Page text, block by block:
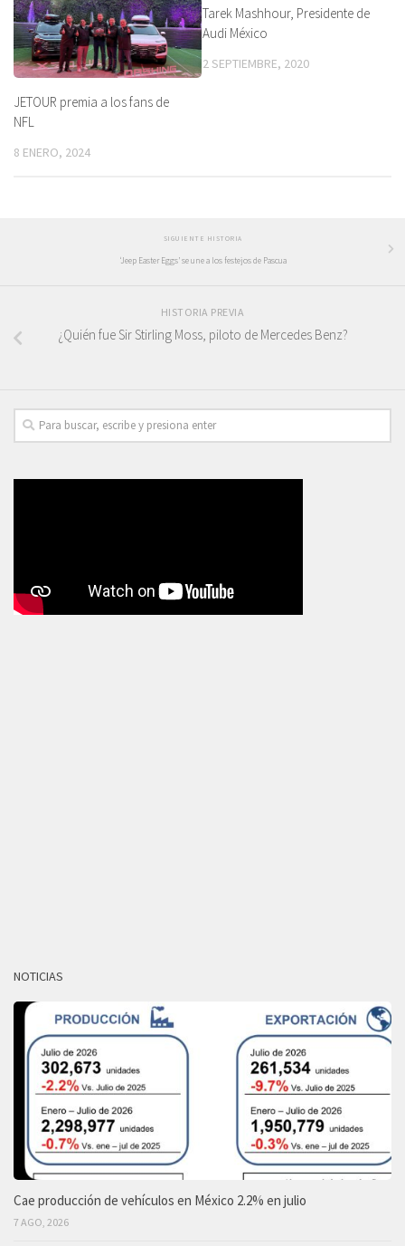
JETOUR premia a los fans de
NFL
8 ENERO, 2024
Tarek Mashhour, Presidente de
Audi México
2 SEPTIEMBRE, 2020
SIGUIENTE HISTORIA
‘Jeep Easter Eggs’ se une a los festejos de Pascua
HISTORIA PREVIA
¿Quién fue Sir Stirling Moss, piloto de Mercedes Benz?
NOTICIAS
Cae producción de vehículos en México 2.2% en julio
7 AGO, 2026